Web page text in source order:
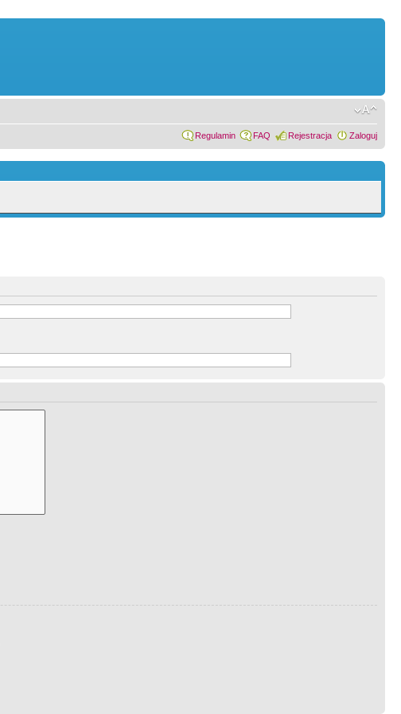
Regulamin FAQ Rejestracja Zaloguj